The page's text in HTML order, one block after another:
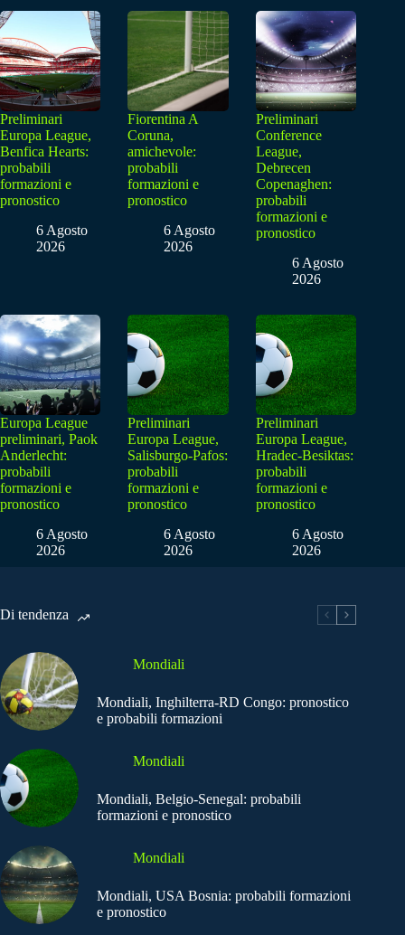
Preliminari
Europa League,
Benfica Hearts:
probabili
formazioni e
pronostico
6 Agosto
2026
Fiorentina A
Coruna,
amichevole:
probabili
formazioni e
pronostico
6 Agosto
2026
Preliminari
Conference
League,
Debrecen
Copenaghen:
probabili
formazioni e
pronostico
6 Agosto
2026
Europa League
preliminari, Paok
Anderlecht:
probabili
formazioni e
pronostico
6 Agosto
2026
Preliminari
Europa League,
Salisburgo-Pafos:
probabili
formazioni e
pronostico
6 Agosto
2026
Preliminari
Europa League,
Hradec-Besiktas:
probabili
formazioni e
pronostico
6 Agosto
2026
Di tendenza
Mondiali
Mondiali, Inghilterra-RD Congo: pronostico
e probabili formazioni
Mondiali
Mondiali, Belgio-Senegal: probabili
formazioni e pronostico
Mondiali
Mondiali, USA Bosnia: probabili formazioni
e pronostico